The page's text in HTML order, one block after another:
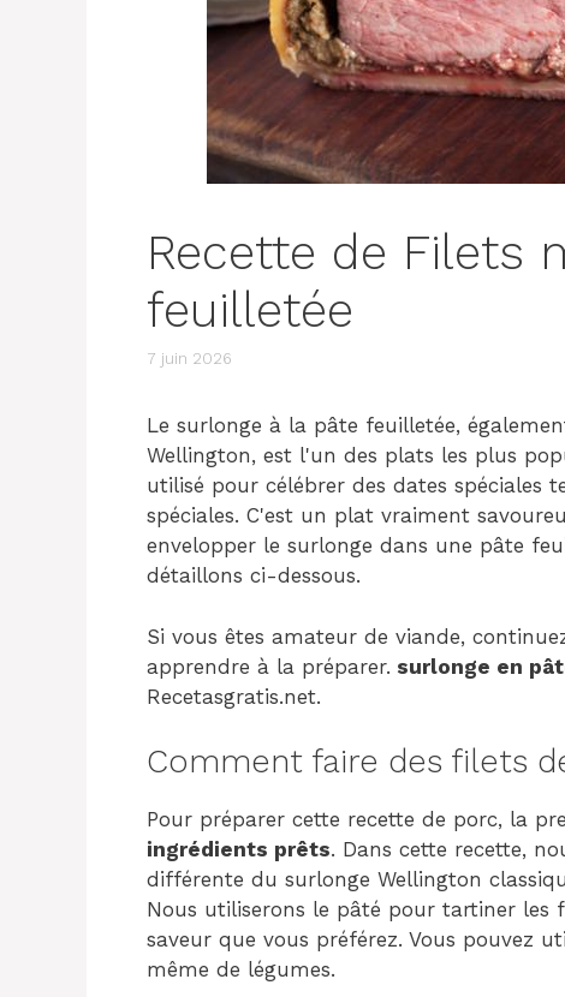
Recette de Filets
feuilletée
7 juin 2026
Le surlonge à la pâte feuilletée,
Wellington, est l'un des plats les plus
utilisé pour célébrer des dates spéciales
spéciales. C'est un plat vraiment
envelopper le surlonge dans une pâte
détaillons ci-dessous.
Si vous êtes amateur de viande,
apprendre à la préparer. surlonge en
Recetasgratis.net.
Comment faire des filets
Pour préparer cette recette de porc, la
ingrédients prêts. Dans cette recette,
différente du surlonge Wellington
Nous utiliserons le pâté pour tartiner les
saveur que vous préférez. Vous pouvez
même de légumes.